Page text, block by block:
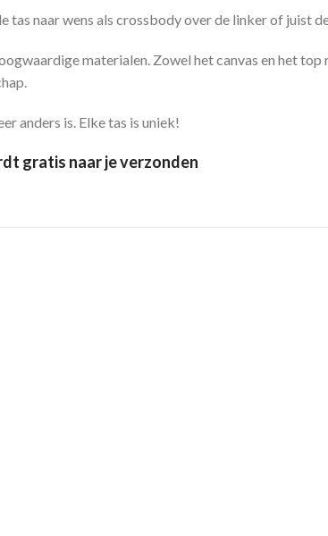
tas naar wens als crossbody over de linker of juist
materialen. Zowel het canvas en het
anders is. Elke tas is uniek!
gratis naar je verzonden